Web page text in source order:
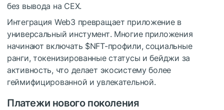
без вывода на CEX.
Интеграция Web3 превращает приложение в
универсальный инстумент. Многие приложения
начинают включать $NFT-профили, социальные
ранги, токенизированные статусы и бейджи за
активность, что делает экосистему более
геймифицированной и увлекательной.
Платежи нового поколения